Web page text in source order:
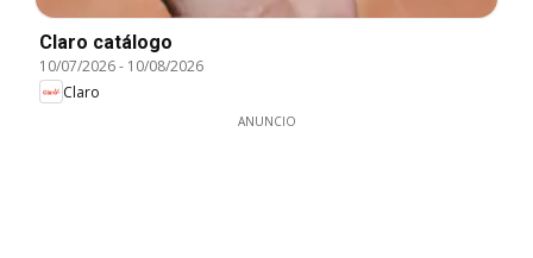
Claro catálogo
10/07/2026- 10/08/2026
Claro
ANUNCIO